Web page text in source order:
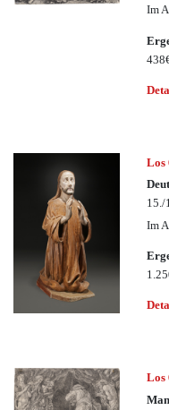
Im
Los
15./
Im
Los